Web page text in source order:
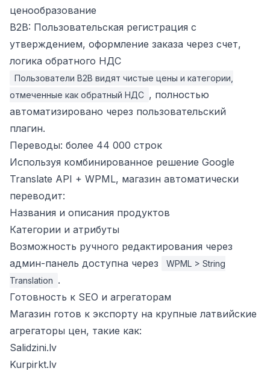
ценообразование
B2B: Пользовательская регистрация с
утверждением, оформление заказа через счет,
логика обратного НДС
Пользователи B2B видят чистые цены и категории,
отмеченные как обратный НДС , полностью
автоматизировано через пользовательский
плагин.
Переводы: более 44 000 строк
Используя комбинированное решение Google
Translate API + WPML, магазин автоматически
переводит:
Названия и описания продуктов
Категории и атрибуты
Возможность ручного редактирования через
админ-панель доступна через
WPML > String
Translation .
Готовность к SEO и агрегаторам
Магазин готов к экспорту на крупные латвийские
агрегаторы цен, такие как:
Salidzini.lv
Kurpirkt.lv